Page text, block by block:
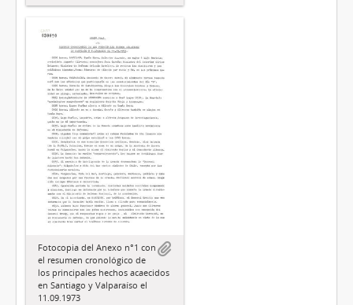
Fotocopia del Anexo n°1 con
el resumen cronológico de
los principales hechos acaecidos
en Santiago y Valparaíso el
11.09.1973